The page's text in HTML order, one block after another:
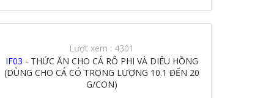
Lượt xem : 4301
IF03 - THỨC ĂN CHO CÁ RÔ PHI VÀ DIÊU HỒNG
(DÙNG CHO CÁ CÓ TRỌNG LƯỢNG 10.1 ĐẾN 20
G/CON)